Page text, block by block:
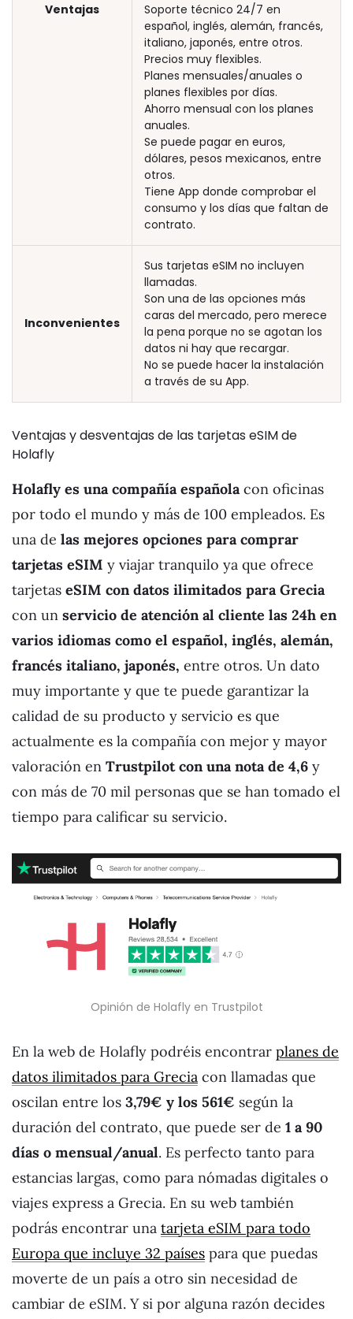
Ventajas
Soporte técnico 24/7 en
español, inglés, alemán, francés,
italiano, japonés, entre otros.
Precios muy flexibles.
Planes mensuales/anuales o
planes flexibles por días.
Ahorro mensual con los planes
anuales.
Se puede pagar en euros,
dólares, pesos mexicanos, entre
otros.
Tiene App donde comprobar el
consumo y los días que faltan de
contrato.
Inconvenientes
Sus tarjetas eSIM no incluyen
llamadas.
Son una de las opciones más
caras del mercado, pero merece
la pena porque no se agotan los
datos ni hay que recargar.
No se puede hacer la instalación
a través de su App.
Ventajas y desventajas de las tarjetas eSIM de
Holafly
Holafly es una compañía española con oficinas
por todo el mundo y más de 100 empleados. Es
una de las mejores opciones para comprar
tarjetas eSIM y viajar tranquilo ya que ofrece
tarjetas eSIM con datos ilimitados para Grecia
con un servicio de atención al cliente las 24h en
varios idiomas como el español, inglés, alemán,
francés italiano, japonés, entre otros. Un dato
muy importante y que te puede garantizar la
calidad de su producto y servicio es que
actualmente es la compañía con mejor y mayor
valoración en Trustpilot con una nota de 4,6 y
con más de 70 mil personas que se han tomado el
tiempo para calificar su servicio.
Opinión de Holafly en Trustpilot
En la web de Holafly podréis encontrar planes de
datos ilimitados para Grecia con llamadas que
oscilan entre los 3,79€ y los 561€ según la
duración del contrato, que puede ser de 1 a 90
días o mensual/anual. Es perfecto tanto para
estancias largas, como para nómadas digitales o
viajes express a Grecia. En su web también
podrás encontrar una tarjeta eSIM para todo
Europa que incluye 32 países para que puedas
moverte de un país a otro sin necesidad de
cambiar de eSIM. Y si por alguna razón decides